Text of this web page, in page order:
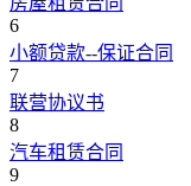
6
小额贷款--保证合同
7
联营协议书
8
汽车租赁合同
9